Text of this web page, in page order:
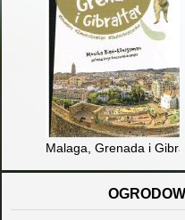
Malaga, Grenada i